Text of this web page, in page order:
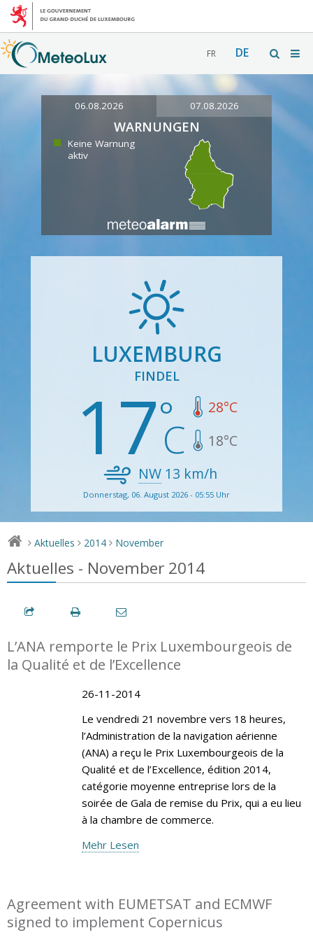
FR DE
06.08.2026 07.08.2026
WARNUNGEN
Keine Warnung
aktiv
LUXEMBURG
FINDEL
17 28°C
18°C
NW13 km/h
Donnerstag, 06. August 2026 - 05:55 Uhr
> Aktuelles > 2014 > November
Aktuelles - November 2014
L’ANA remporte le Prix Luxembourgeois de
la Qualité et de l’Excellence
26-11-2014
Le vendredi 21 novembre vers 18 heures,
l’Administration de la navigation aérienne
(ANA) a reçu le Prix Luxembourgeois de la
Qualité et de l’Excellence, édition 2014,
catégorie moyenne entreprise lors de la
soirée de Gala de remise du Prix, qui a eu lieu
à la chambre de commerce.
Mehr Lesen
Agreement with EUMETSAT and ECMWF
signed to implement Copernicus